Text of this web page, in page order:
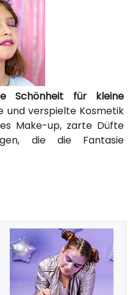
Schönheit für kleine
und verspielte Kosmetik
Make-up, zarte Düfte
die die Fantasie